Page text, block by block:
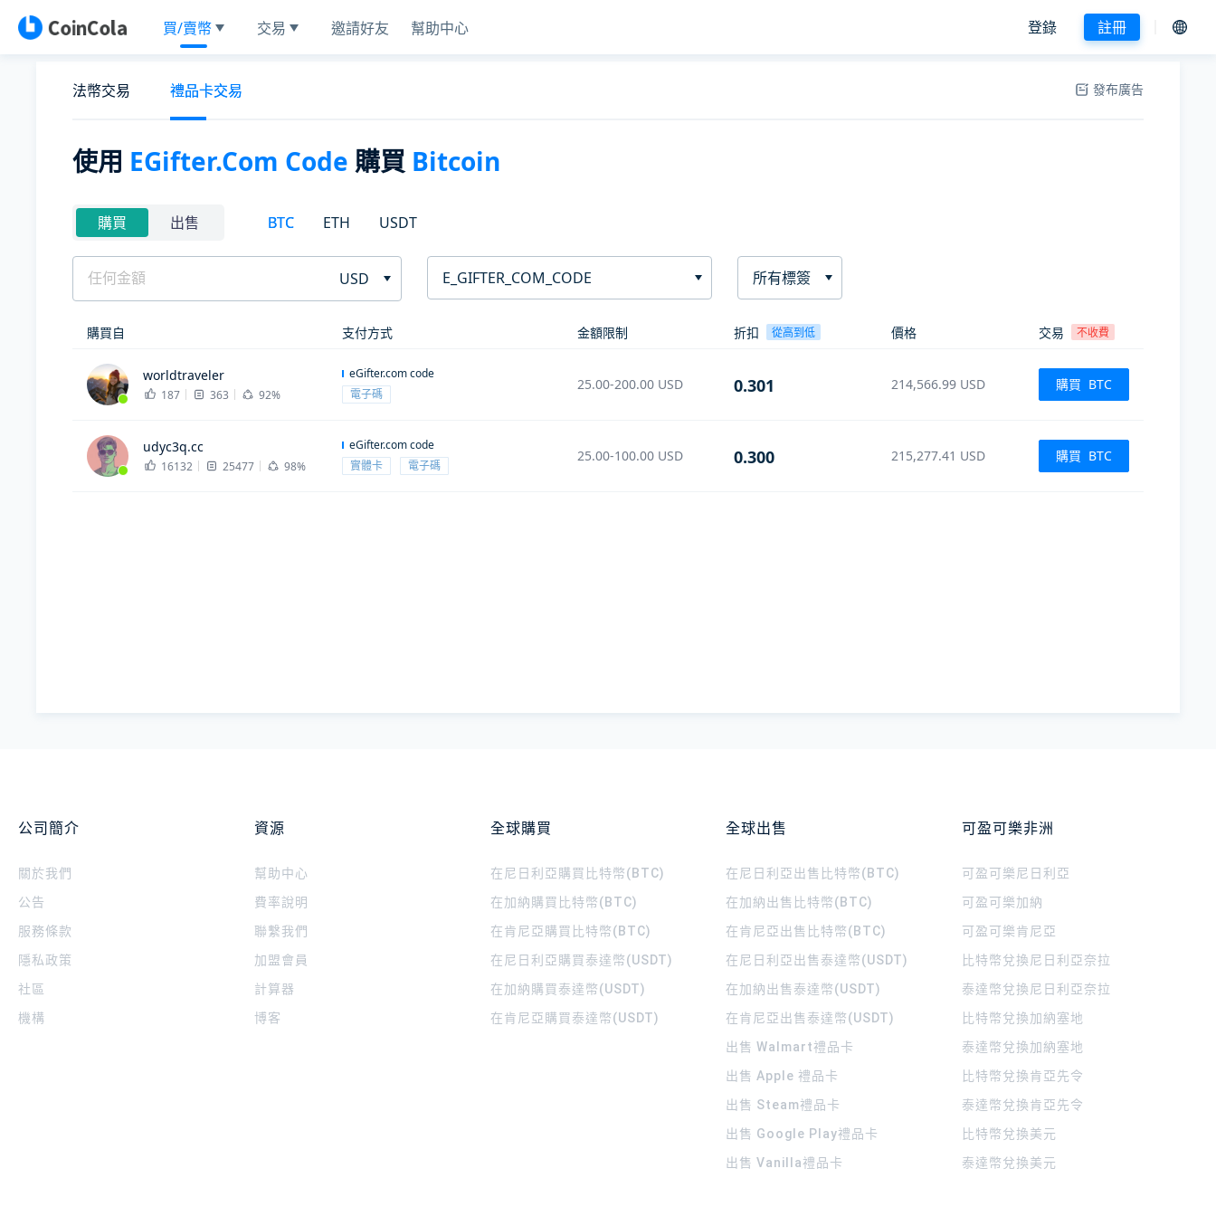
買/賣幣 交易 邀請好友 幫助中心 登錄 註冊
法幣交易 禮品卡交易 發布廣告
使用 EGifter.com Code 購買 Bitcoin
購買 出售 BTC ETH USDT
USD E_GIFTER_COM_CODE 所有標簽
購買自 支付方式 金額限制 折扣 從高到低 價格 交易 不收費
worldtraveler
187 363 92%
eGifter.com code
電子碼
25.00-200.00 USD 0.301 214,566.99 USD 購買 BTC
udyc3q.cc
16132 25477 98%
eGifter.com code
實體卡
電子碼
25.00-100.00 USD 0.300 215,277.41 USD 購買 BTC
公司簡介
關於我們
公告
服務條款
隱私政策
社區
機構
資源
幫助中心
費率說明
聯繫我們
加盟會員
計算器
博客
全球購買
在尼日利亞購買比特幣(BTC)
在加納購買比特幣(BTC)
在肯尼亞購買比特幣(BTC)
在尼日利亞購買泰達幣(USDT)
在加納購買泰達幣(USDT)
在肯尼亞購買泰達幣(USDT)
全球出售
在尼日利亞出售比特幣(BTC)
在加納出售比特幣(BTC)
在肯尼亞出售比特幣(BTC)
在尼日利亞出售泰達幣(USDT)
在加納出售泰達幣(USDT)
在肯尼亞出售泰達幣(USDT)
出售 Walmart禮品卡
出售 Apple 禮品卡
出售 Steam禮品卡
出售 Google Play禮品卡
出售 Vanilla禮品卡
可盈可樂非洲
可盈可樂 尼日利亞
可盈可樂加納
可盈可樂肯尼亞
比特幣兌換尼日利亞奈拉
泰達幣兌換尼日利亞奈拉
比特幣兌換加納塞地
泰達幣兌換加納塞地
比特幣兌換肯亞先令
泰達幣兌換肯亞先令
比特幣兌換美元
泰達幣兌換美元